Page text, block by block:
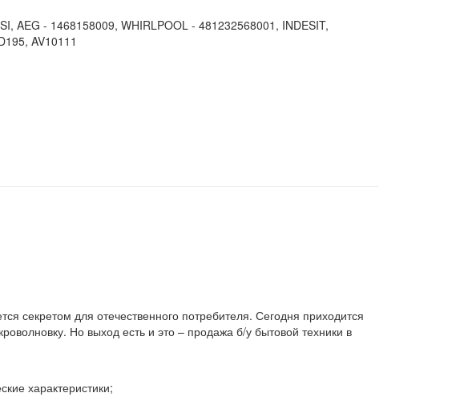
AEG - 1468158009, WHIRLPOOL - 481232568001, INDESIT,
AV10111
секретом для отечественного потребителя. Сегодня приходится
Но выход есть и это – продажа б/у бытовой техники в
характеристики;